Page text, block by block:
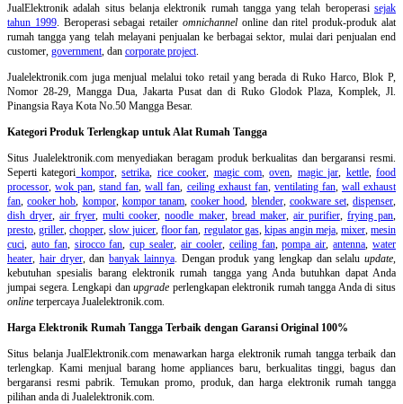
JualElektronik adalah situs belanja elektronik rumah tanggayang telah beroperasisejak
tahun 1999. Beroperasi sebagai retaileromnichannel online dan ritel produk-produk alat
rumah tangga yang telah melayani penjualan ke berbagai sektor, mulai dari penjualan end
customer, government, dan corporate project.
Jualelektronik.com juga menjual melalui toko retail yang berada di Ruko Harco, Blok P,
Nomor 28-29, Mangga Dua, Jakarta Pusat dan di Ruko Glodok Plaza, Komplek, Jl.
Pinangsia Raya Kota No.50 Mangga Besar.
Kategori Produk Terlengkap untuk Alat Rumah Tangga
Situs Jualelektronik.com menyediakan beragam produk berkualitas dan bergaransi resmi.
Seperti kategori kompor,setrika, rice cooker, magic com,oven, magic jar, kettle,food
processor,wok pan,stand fan,wall fan, ceiling exhaust fan, ventilating fan, wall exhaust
fan,cooker hob, kompor, kompor tanam,cooker hood, blender, cookware set,dispenser,
dish dryer,air fryer,multi cooker,noodle maker, bread maker, air purifier, frying pan,
presto,griller,chopper,slow juicer,floor fan, regulator gas, kipas angin meja, mixer,mesin
cuci, auto fan, sirocco fan,cup sealer,air cooler, ceiling fan,pompa air,antenna,water
heater, hair dryer, dan banyak lainnya. Dengan produk yang lengkap dan selalu update,
kebutuhan spesialis barang elektronik rumah tangga yang Anda butuhkan dapat Anda
jumpai segera. Lengkapi danupgrade perlengkapan elektronik rumah tangga Anda di situs
online terpercaya Jualelektronik.com.
Harga Elektronik Rumah Tangga Terbaik dengan Garansi Original 100%
Situs belanjaJualElektronik.com menawarkan harga elektronik rumah tangga terbaik dan
terlengkap. Kami menjual barang home appliances baru, berkualitas tinggi, bagus dan
bergaransi resmi pabrik. Temukan promo, produk, dan harga elektronik rumah tangga
pilihan anda di Jualelektronik.com.